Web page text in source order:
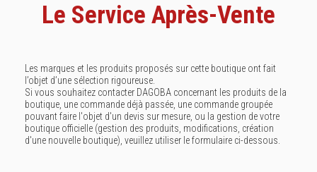
Le Service Après-Vente
Les marques et les produits proposés sur cette boutique ont fait
l’objet d’une sélection rigoureuse.
Si vous souhaitez contacter DAGOBA concernant les produits de la
boutique, une commande déjà passée, une commande groupée
pouvant faire l'objet d'un devis sur mesure, ou la gestion de votre
boutique officielle (gestion des produits, modifications, création
d'une nouvelle boutique), veuillez utiliser le formulaire ci-dessous.